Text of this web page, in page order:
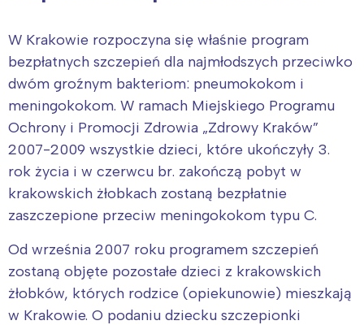
W Krakowie rozpoczyna się właśnie program
bezpłatnych szczepień dla najmłodszych przeciwko
dwóm groźnym bakteriom: pneumokokom i
meningokokom. W ramach Miejskiego Programu
Ochrony i Promocji Zdrowia „Zdrowy Kraków”
2007-2009 wszystkie dzieci, które ukończyły 3.
rok życia i w czerwcu br. zakończą pobyt w
krakowskich żłobkach zostaną bezpłatnie
zaszczepione przeciw meningokokom typu C.
Od września 2007 roku programem szczepień
zostaną objęte pozostałe dzieci z krakowskich
żłobków, których rodzice (opiekunowie) mieszkają
w Krakowie. O podaniu dziecku szczepionki